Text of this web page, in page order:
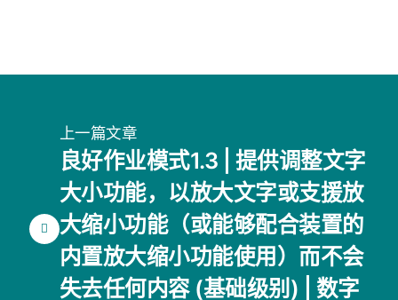
上一篇文章
良好作业模式1.3 | 提供调整文字
大小功能，以放大文字或支援放
大缩小功能（或能够配合装置的
内置放大缩小功能使用）而不会
失去任何内容 (基础级别) | 数字